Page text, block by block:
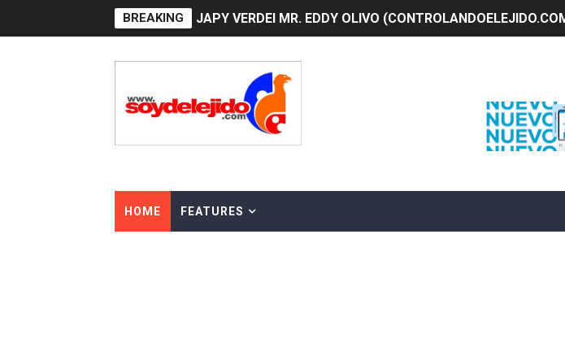
BREAKING JAPY VERDEI MR. EDDY OLIVO
Dólar bajó 9 cts. y era vendido a $58.44; el euro subió a
EDENORTE impulsa el desarrollo energético del Cibao
HOME FEATURES